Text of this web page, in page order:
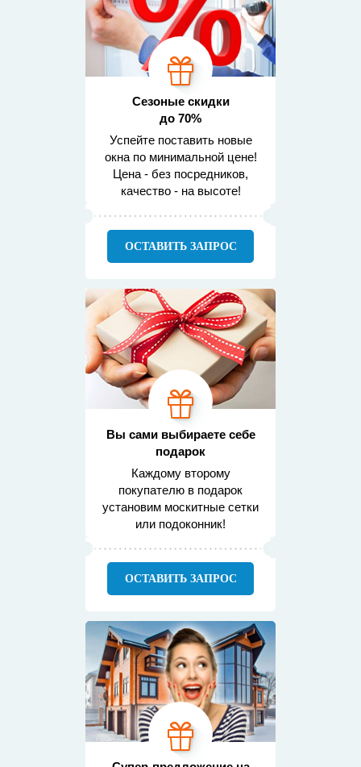
Сезоные скидки
до 70%
Успейте поставить новые
окна по минимальной цене!
Цена - без посредников,
качество - на высоте!
ОСТАВИТЬ ЗАПРОС
Вы сами выбираете себе
подарок
Каждому второму
покупателю в подарок
установим москитные сетки
или подоконник!
ОСТАВИТЬ ЗАПРОС